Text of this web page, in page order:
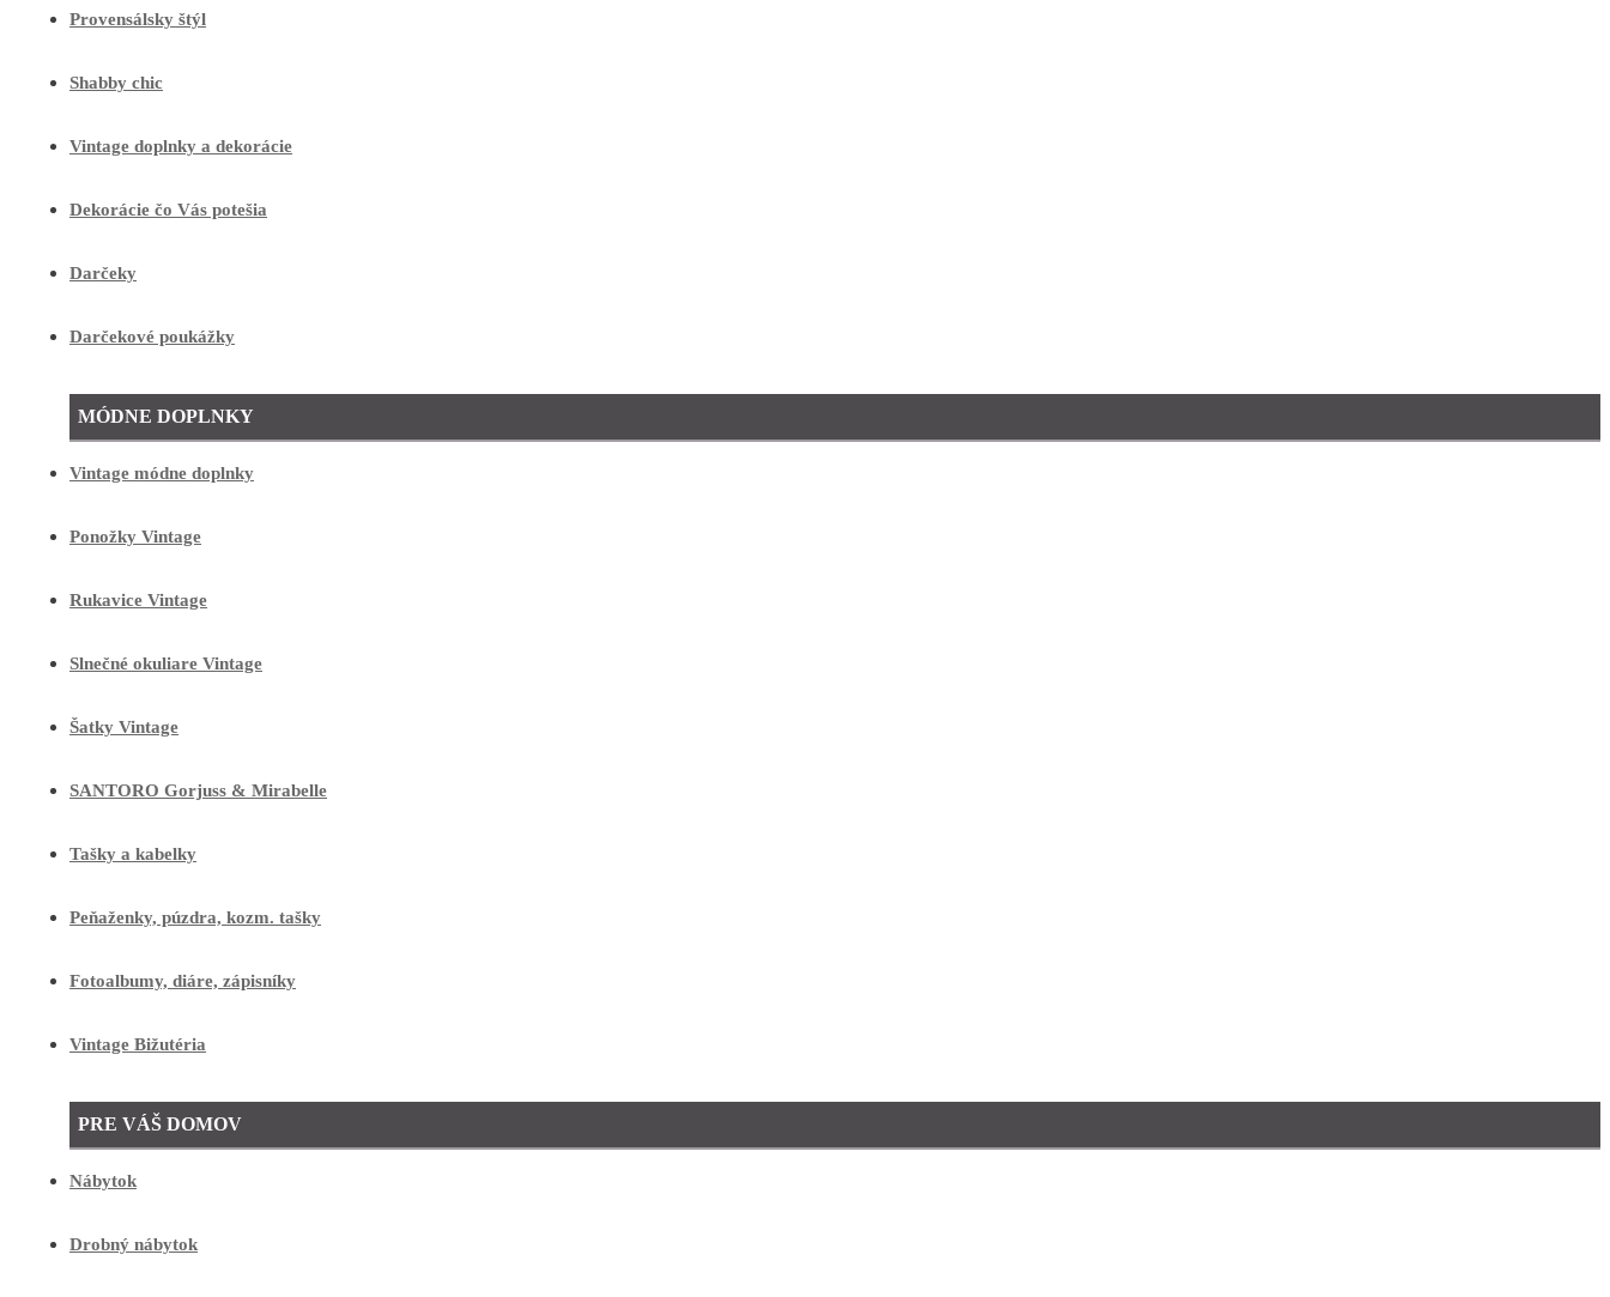
Provensálsky štýl
Shabby chic
Vintage doplnky a dekorácie
Dekorácie čo Vás potešia
Darčeky
Darčekové poukážky
MÓDNE DOPLNKY
Vintage módne doplnky
Ponožky Vintage
Rukavice Vintage
Slnečné okuliare Vintage
Šatky Vintage
SANTORO Gorjuss & Mirabelle
Tašky a kabelky
Peňaženky, púzdra, kozm. tašky
Fotoalbumy, diáre, zápisníky
Vintage Bižutéria
PRE VÁŠ DOMOV
Nábytok
Drobný nábytok